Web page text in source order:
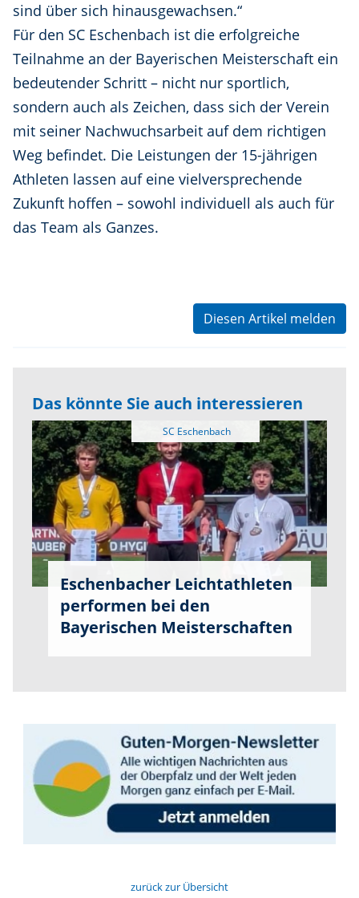
sind über sich hinausgewachsen.“
Für den SC Eschenbach ist die erfolgreiche
Teilnahme an der Bayerischen Meisterschaft ein
bedeutender Schritt – nicht nur sportlich,
sondern auch als Zeichen, dass sich der Verein
mit seiner Nachwuchsarbeit auf dem richtigen
Weg befindet. Die Leistungen der 15-jährigen
Athleten lassen auf eine vielversprechende
Zukunft hoffen – sowohl individuell als auch für
das Team als Ganzes.
Diesen Artikel melden
Das könnte Sie auch interessieren
Eschenbacher Leichtathleten
performen bei den
Bayerischen Meisterschaften
zurück zur Übersicht